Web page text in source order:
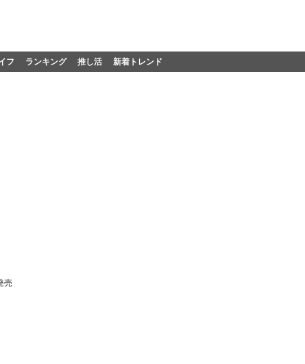
フ ランキング 推し活 新着トレンド
売